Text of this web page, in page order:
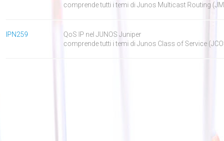
comprende tutti i temi di Junos Multicast Routing
IPN259
QoS IP nel JUNOS Juniper
comprende tutti i temi di Junos Class of Service